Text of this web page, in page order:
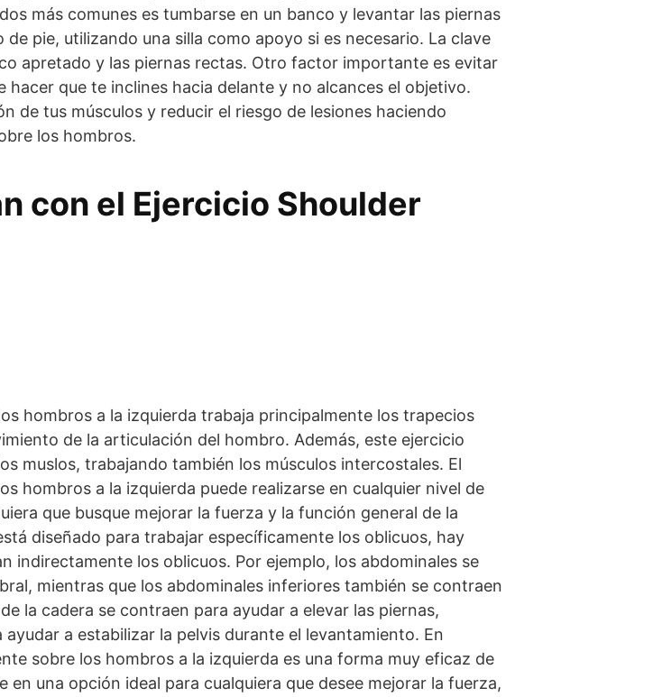
más comunes es tumbarse en un banco y levantar las piernas
pie, utilizando una silla como apoyo si es necesario. La clave
apretado y las piernas rectas. Otro factor importante es evitar
hacer que te inclines hacia delante y no alcances el objetivo.
de tus músculos y reducir el riesgo de lesiones haciendo
los hombros.
con el Ejercicio Shoulder
hombros a la izquierda trabaja principalmente los trapecios
de la articulación del hombro. Además, este ejercicio
muslos, trabajando también los músculos intercostales. El
hombros a la izquierda puede realizarse en cualquier nivel de
que busque mejorar la fuerza y la función general de la
diseñado para trabajar específicamente los oblicuos, hay
indirectamente los oblicuos. Por ejemplo, los abdominales se
mientras que los abdominales inferiores también se contraen
la cadera se contraen para ayudar a elevar las piernas,
a estabilizar la pelvis durante el levantamiento. En
sobre los hombros a la izquierda es una forma muy eficaz de
una opción ideal para cualquiera que desee mejorar la fuerza,